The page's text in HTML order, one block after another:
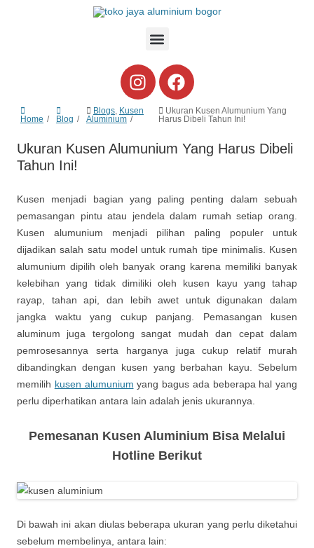
Home Blog
Blogs, Kusen
Aluminium
Ukuran Kusen Alumunium Yang
Harus Dibeli Tahun Ini!
Ukuran Kusen Alumunium Yang Harus Dibeli
Tahun Ini!
Kusen menjadi bagian yang paling penting dalam sebuah
pemasangan pintu atau jendela dalam rumah setiap orang.
Kusen alumunium menjadi pilihan paling populer untuk
dijadikan salah satu model untuk rumah tipe minimalis. Kusen
alumunium dipilih oleh banyak orang karena memiliki banyak
kelebihan yang tidak dimiliki oleh kusen kayu yang tahap
rayap, tahan api, dan lebih awet untuk digunakan dalam
jangka waktu yang cukup panjang. Pemasangan kusen
aluminum juga tergolong sangat mudah dan cepat dalam
pemrosesannya serta harganya juga cukup relatif murah
dibandingkan dengan kusen yang berbahan kayu. Sebelum
memilih kusen alumunium yang bagus ada beberapa hal yang
perlu diperhatikan antara lain adalah jenis ukurannya.
Pemesanan Kusen Aluminium Bisa Melalui
Hotline Berikut
Di bawah ini akan diulas beberapa ukuran yang perlu diketahui
sebelum membelinya, antara lain: